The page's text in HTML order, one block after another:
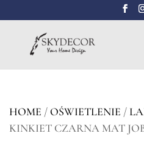
HOME /OŚWIETLENIE /
KINKIET CZARNA MAT